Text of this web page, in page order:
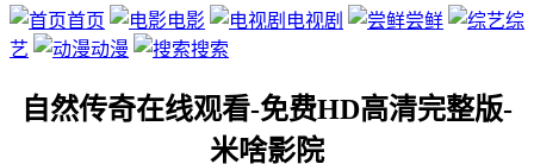
首页 电影 电视剧 尝鲜
综
艺
动漫 搜索
自然传奇在线观看-免费HD高清完整版-
米啥影院